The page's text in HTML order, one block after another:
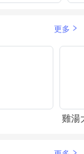
更多